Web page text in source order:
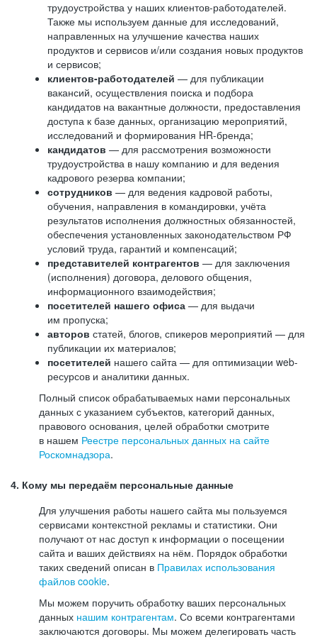
трудоустройства у наших клиентов-работодателей.
Также мы используем данные для исследований,
направленных на улучшение качества наших
продуктов и сервисов и/или создания новых продуктов
и сервисов;
клиентов-работодателей — для публикации
вакансий, осуществления поиска и подбора
кандидатов на вакантные должности, предоставления
доступа к базе данных, организацию мероприятий,
исследований и формирования HR-бренда;
кандидатов — для рассмотрения возможности
трудоустройства в нашу компанию и для ведения
кадрового резерва компании;
сотрудников — для ведения кадровой работы,
обучения, направления в командировки, учёта
результатов исполнения должностных обязанностей,
обеспечения установленных законодательством РФ
условий труда, гарантий и компенсаций;
представителей контрагентов — для заключения
(исполнения) договора, делового общения,
информационного взаимодействия;
посетителей нашего офиса — для выдачи
им пропуска;
авторов статей, блогов, спикеров мероприятий — для
публикации их материалов;
посетителей нашего сайта — для оптимизации web-
ресурсов и аналитики данных.
Полный список обрабатываемых нами персональных
данных с указанием субъектов, категорий данных,
правового основания, целей обработки смотрите
в нашем Реестре персональных данных на сайте
Роскомнадзора.
4. Кому мы передаём персональные данные
Для улучшения работы нашего сайта мы пользуемся
сервисами контекстной рекламы и статистики. Они
получают от нас доступ к информации о посещении
сайта и ваших действиях на нём. Порядок обработки
таких сведений описан в Правилах использования
файлов cookie.
Мы можем поручить обработку ваших персональных
данных нашим контрагентам. Со всеми контрагентами
заключаются договоры. Мы можем делегировать часть